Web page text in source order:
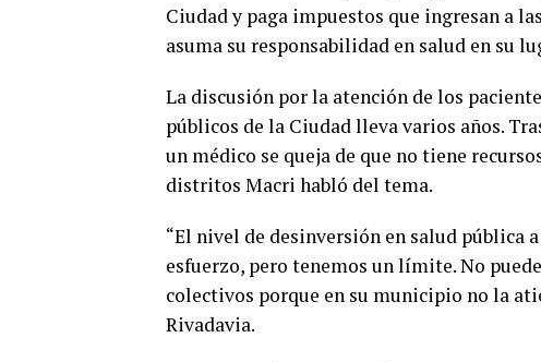
Ciudad y paga impuestos que ingresan a
asuma su responsabilidad en salud en su
La discusión por la atención de los
públicos de la Ciudad lleva varios años.
un médico se queja de que no tiene
distritos Macri habló del tema.
“El nivel de desinversión en salud pública
esfuerzo, pero tenemos un límite. No
colectivos porque en su municipio no la
Rivadavia.